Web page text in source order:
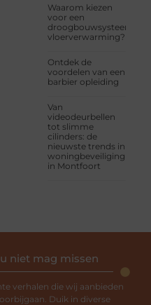
Waarom kiezen
voor een
droogbouwsysteem
vloerverwarming?
Ontdek de
voordelen van een
barbier opleiding
Van
videodeurbellen
tot slimme
cilinders: de
nieuwste trends in
woningbeveiliging
in Montfoort
niet mag missen
verhalen die wij aanbieden
Duik in diverse